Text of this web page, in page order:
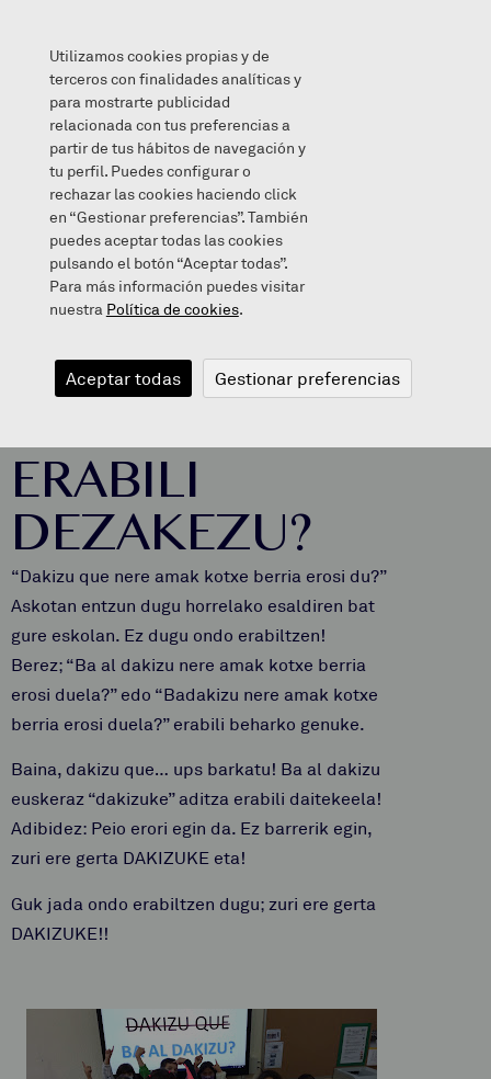
DAKIZU QUE DAKIZUKE ERABILI DEZAKEZU?
2021/06/04
DAKIZU QUE
DAKIZUKE
ERABILI
DEZAKEZU?
“Dakizu que nere amak kotxe berria erosi du?”
Askotan entzun dugu horrelako esaldiren bat
gure eskolan. Ez dugu ondo erabiltzen!
Berez; “Ba al dakizu nere amak kotxe berria
erosi duela?” edo “Badakizu nere amak kotxe
berria erosi duela?” erabili beharko genuke.
Baina, dakizu que… ups barkatu! Ba al dakizu
euskeraz “dakizuke” aditza erabili daitekeela!
Adibidez: Peio erori egin da. Ez barrerik egin,
zuri ere gerta DAKIZUKE eta!
Guk jada ondo erabiltzen dugu; zuri ere gerta
DAKIZUKE!!
Utilizamos cookies propias y de
terceros con finalidades analíticas y
para mostrarte publicidad
relacionada con tus preferencias a
partir de tus hábitos de navegación y
tu perfil. Puedes configurar o
rechazar las cookies haciendo click
en “Gestionar preferencias”. También
puedes aceptar todas las cookies
pulsando el botón “Aceptar todas”.
Para más información puedes visitar
nuestra Política de cookies.
Aceptar todas Gestionar preferencias